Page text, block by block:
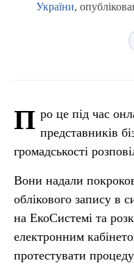
України,
П ро це під час
представників
громадськості
Вони надали
облікового запису в
на ЕкоСистемі та
електронним
протестувати